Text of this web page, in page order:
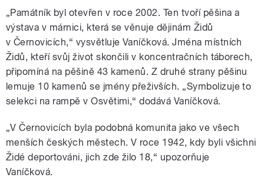
„Památník byl otevřen v roce 2002. Ten tvoří pěšina a
výstava v márnici, která se věnuje dějinám Židů
v Černovicích,“ vysvětluje Vaníčková. Jména místních
Židů, kteří svůj život skončili v koncentračních táborech,
připomíná na pěšině 43 kamenů. Z druhé strany pěšinu
lemuje 10 kamenů se jmény přeživších. „Symbolizuje to
selekci na rampě v Osvětimi,“ dodává Vaníčková.
„V Černovicích byla podobná komunita jako ve všech
menších českých městech. V roce 1942, kdy byli všichni
Židé deportováni, jich zde žilo 18,“ upozorňuje
Vaníčková.